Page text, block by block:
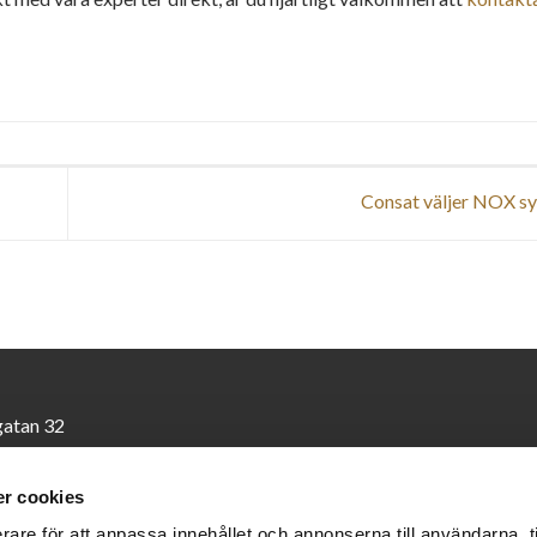
cookies
Consat väljer NOX
32
Våra lösningar
BRF/Flerfamiljshus